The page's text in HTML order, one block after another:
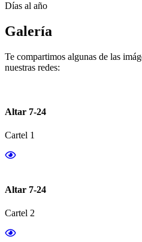
Días al año
Galería
Te compartimos algunas de las
nuestras redes:
Altar 7-24
Cartel 1
Altar 7-24
Cartel 2